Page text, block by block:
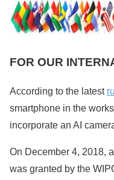
FOR OUR
According to the latest
smartphone in the
incorporate an AI
On December 4, 2018,
was granted by the